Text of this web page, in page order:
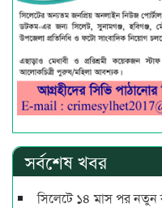
সর্বশেষ খবর
সিলেটে ১৪ মাস পর নতুন